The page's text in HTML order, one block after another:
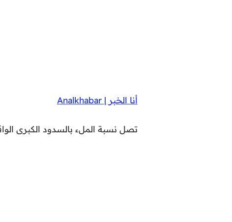
أنا الخبر | Analkhabar
تصل نسبة الملء بالسدود الكبرى